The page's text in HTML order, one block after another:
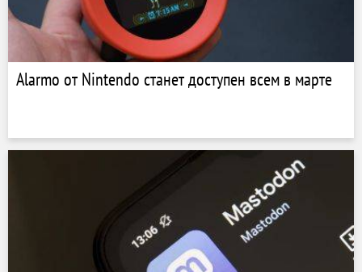
Alarmo от Nintendo станет доступен всем в марте